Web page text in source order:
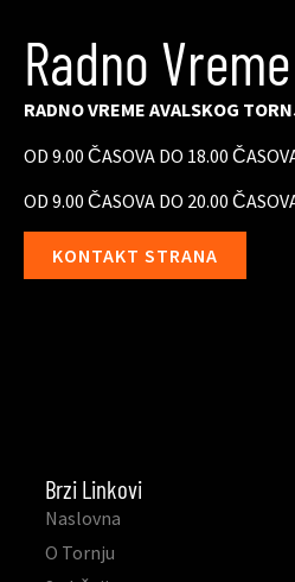
Radno
RADNO VREME AVALSKOG
OD 9.00 ČASOVA DO 18.00
OD 9.00 ČASOVA DO 20.00
KONTAKT STRANA
Brzi Linkovi
Naslovna
O Tornju